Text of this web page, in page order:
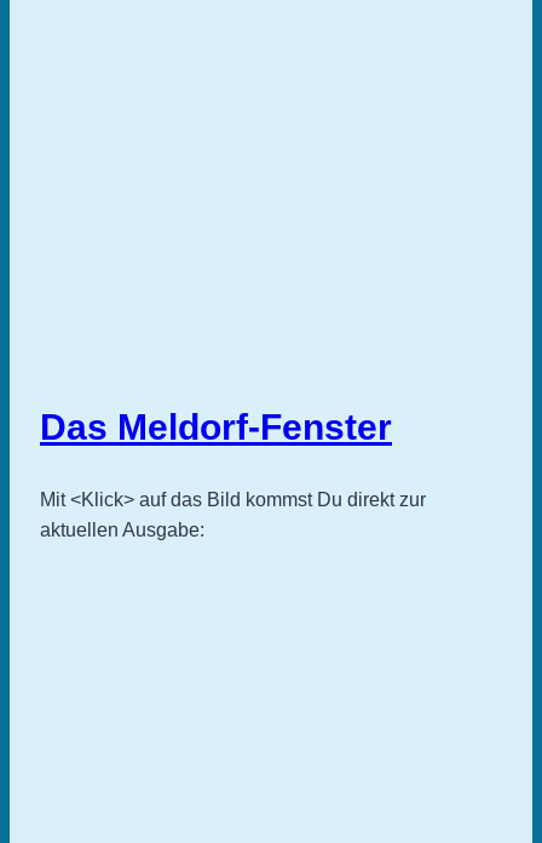
Das Meldorf-Fenster
Mit <Klick> auf das Bild kommst Du direkt zur
aktuellen Ausgabe: